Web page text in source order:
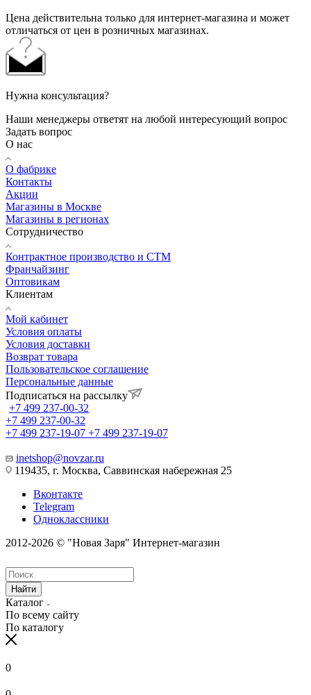
Цена действительна только для интернет-магазина и может
отличаться от цен в розничных магазинах.
Нужна консультация?
Наши менеджеры ответят на любой интересующий вопрос
Задать вопрос
О нас
О фабрике
Контакты
Акции
Магазины в Москве
Магазины в регионах
Сотрудничество
Контрактное производство и СТМ
Франчайзинг
Оптовикам
Клиентам
Мой кабинет
Условия оплаты
Условия доставки
Возврат товара
Пользовательское соглашение
Персональные данные
Подписаться на рассылку
+7 499 237-00-32
+7 499 237-00-32
+7 499 237-19-07 +7 499 237-19-07
inetshop@novzar.ru
119435, г. Москва, Саввинская набережная 25
Вконтакте
Telegram
Одноклассники
2012-2026 © "Новая Заря" Интернет-магазин
Найти
Каталог
По всему сайту
По каталогу
0